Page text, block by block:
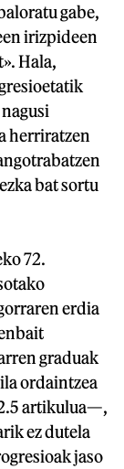
gabe,
irizpideen
Hala,
herriratzen
bat sortu
72.
erdia
graduak
ordaintzea
artikulua—,
ez dutela
jaso